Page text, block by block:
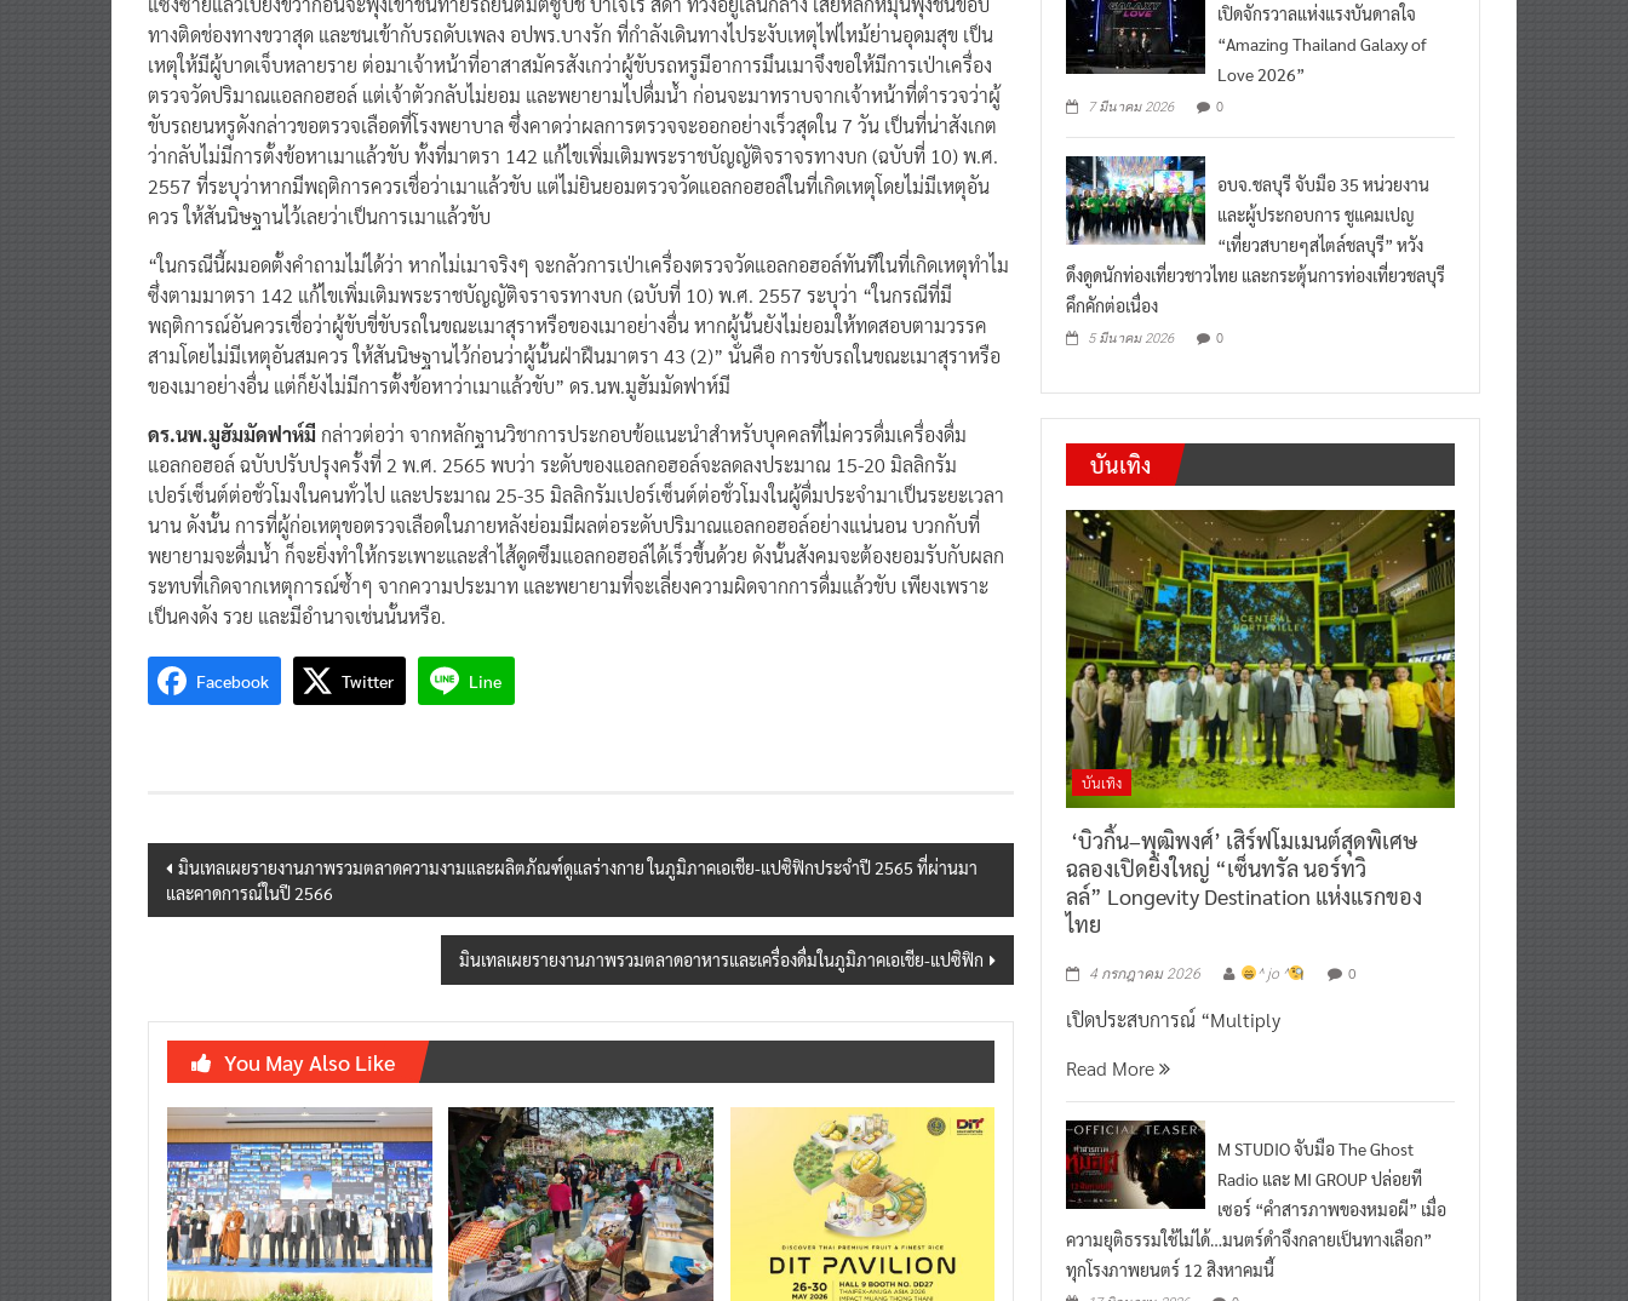
ทางติดช่องทางขวาสุด และชนเข้ากับรถดับเพลง อปพร.บางรัก ที่กำลังเดินทางไประงับเหตุไฟไหม้ย่านอุดมสุข เป็น
เหตุให้มีผู้บาดเจ็บหลายราย ต่อมาเจ้าหน้าที่อาสาสมัครสังเกว่าผู้ขับรถหรูมีอาการมึนเมาจึงขอให้มีการเป่าเครื่อง
ตรวจวัดปริมาณแอลกอฮอล์ แต่เจ้าตัวกลับไม่ยอม และพยายามไปดื่มน้ำ ก่อนจะมาทราบจากเจ้าหน้าที่ตำรวจว่าผู้
ขับรถยนหรูดังกล่าวขอตรวจเลือดที่โรงพยาบาล ซึ่งคาดว่าผลการตรวจจะออกอย่างเร็วสุดใน 7 วัน เป็นที่น่าสังเกต
ว่ากลับไม่มีการตั้งข้อหาเมาแล้วขับ ทั้งที่มาตรา 142 แก้ไขเพิ่มเติมพระราชบัญญัติจราจรทางบก (ฉบับที่ 10) พ.ศ.
2557 ที่ระบุว่าหากมีพฤติการควรเชื่อว่าเมาแล้วขับ แต่ไม่ยินยอมตรวจวัดแอลกอฮอล์ในที่เกิดเหตุโดยไม่มีเหตุอัน
ควร ให้สันนิษฐานไว้เลยว่าเป็นการเมาแล้วขับ
“ในกรณีนี้ผมอดตั้งคำถามไม่ได้ว่า หากไม่เมาจริงๆ จะกลัวการเป่าเครื่องตรวจวัดแอลกอฮอล์ทันทีในที่เกิดเหตุทำไม
ซึ่งตามมาตรา 142 แก้ไขเพิ่มเติมพระราชบัญญัติจราจรทางบก (ฉบับที่ 10) พ.ศ. 2557 ระบุว่า “ในกรณีที่มี
พฤติการณ์อันควรเชื่อว่าผู้ขับขี่ขับรถในขณะเมาสุราหรือของเมาอย่างอื่น หากผู้นั้นยังไม่ยอมให้ทดสอบตามวรรค
สามโดยไม่มีเหตุอันสมควร ให้สันนิษฐานไว้ก่อนว่าผู้นั้นฝ่าฝืนมาตรา 43 (2)” นั่นคือ การขับรถในขณะเมาสุราหรือ
ของเมาอย่างอื่น แต่ก็ยังไม่มีการตั้งข้อหาว่าเมาแล้วขับ” ดร.นพ.มูฮัมมัดฟาห์มี
ดร.นพ.มูฮัมมัดฟาห์มี
กล่าวต่อว่า จากหลักฐานวิชาการประกอบข้อแนะนําสำหรับบุคคลที่ไม่ควรดื่มเครื่องดื่ม
แอลกอฮอล์ ฉบับปรับปรุงครั้งที่ 2 พ.ศ. 2565 พบว่า ระดับของแอลกอฮอล์จะลดลงประมาณ 15-20 มิลลิกรัม
เปอร์เซ็นต์ต่อชั่วโมงในคนทั่วไป และประมาณ 25-35 มิลลิกรัมเปอร์เซ็นต์ต่อชั่วโมงในผู้ดื่มประจำมาเป็นระยะเวลา
นาน ดังนั้น การที่ผู้ก่อเหตุขอตรวจเลือดในภายหลังย่อมมีผลต่อระดับปริมาณแอลกอฮอล์อย่างแน่นอน บวกกับที่
พยายามจะดื่มน้ำ ก็จะยิ่งทำให้กระเพาะและสำไส้ดูดซึมแอลกอฮอล์ได้เร็วขึ้นด้วย ดังนั้นสังคมจะต้องยอมรับกับผลก
ระทบที่เกิดจากเหตุการณ์ซ้ำๆ จากความประมาท และพยายามที่จะเลี่ยงความผิดจากการดื่มแล้วขับ เพียงเพราะ
เป็นคงดัง รวย และมีอำนาจเช่นนั้นหรือ.
Facebook Twitter Line
Post
navigation
มินเทลเผยรายงานภาพรวมตลาดความงามและผลิตภัณฑ์ดูแลร่างกาย ในภูมิภาคเอเชีย-แปซิฟิกประจำปี 2565 ที่ผ่านมา
และคาดการณ์ในปี 2566
มินเทลเผยรายงานภาพรวมตลาดอาหารและเครื่องดื่มในภูมิภาคเอเชีย-แปซิฟิก
You May Also Like
“Amazing Thailand Galaxy of
Love 2026”
0
และผู้ประกอบการ ชูแคมเปญ
“เที่ยวสบายๆสไตล์ชลบุรี” หวัง
ดึงดูดนักท่องเที่ยวชาวไทย และกระตุ้นการท่องเที่ยวชลบุรี
คึกคักต่อเนื่อง
บันเทิง
บันเทิง
‘บิวกิ้น–พุฒิพงศ์’ เสิร์ฟโมเมนต์สุดพิเศษ
ฉลองเปิดยิ่งใหญ่ “เซ็นทรัล นอร์ทวิ
ลล์” Longevity Destination แห่งแรกของ
ไทย
เปิดประสบการณ์ “Multiply
Radio และ MI GROUP ปล่อยที
เซอร์ “คำสารภาพของหมอผี” เมื่อ
ความยุติธรรมใช้ไม่ได้…มนตร์ดำจึงกลายเป็นทางเลือก”
ทุกโรงภาพยนตร์ 12 สิงหาคมนี้